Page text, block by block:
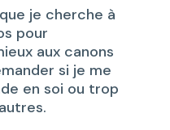
je cherche à
pour
aux canons
si je me
en soi ou trop